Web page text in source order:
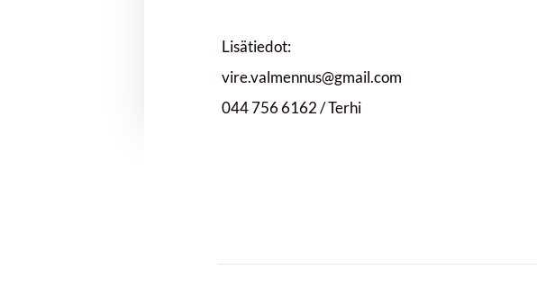
Lisätiedot:
vire.valmennus@gmail.com
044 756 6162 / Terhi